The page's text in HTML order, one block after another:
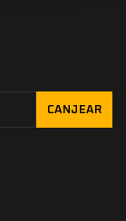
CANJEAR